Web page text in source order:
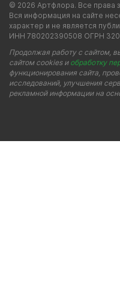
© 2026 Артфлора. Все права
Вся информация на сайте
характер и не является
ИНН 780202390508 ОГРН
Продолжая работу с сайтом,
сайтом cookies и обработку
функционирования сайта,
исследований, улучшения
рекламной информации на